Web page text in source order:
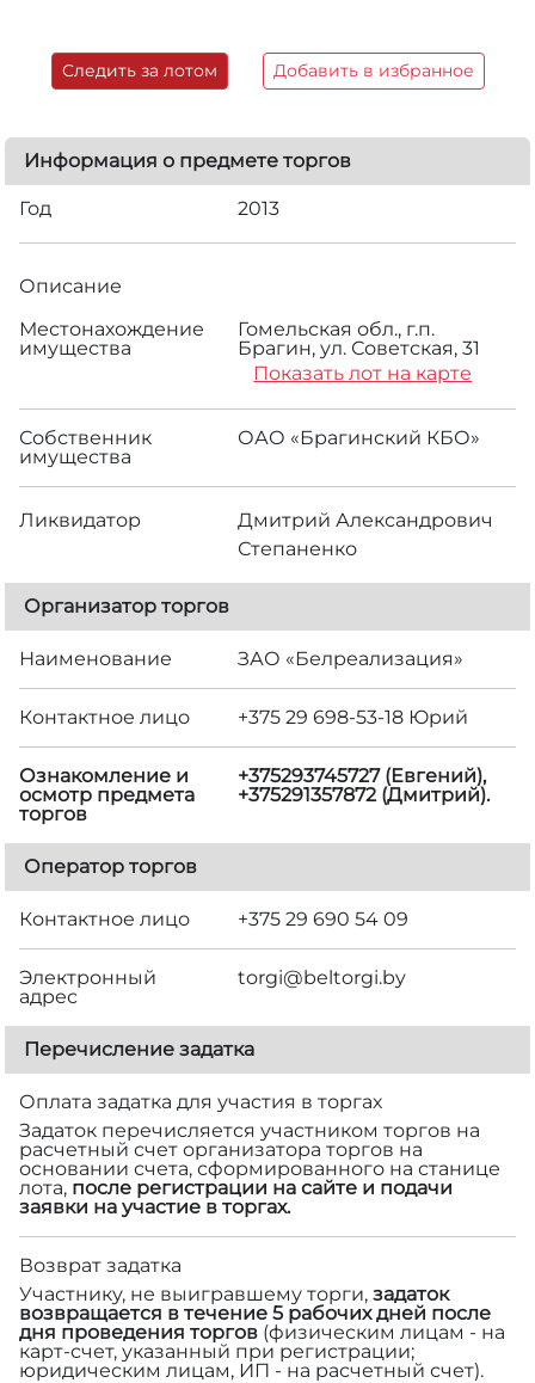
Следить за лотом Добавить в избранное
Информация о предмете торгов
Год 2013
Описание
Местонахождение
имущества
Гомельская обл., г.п.
Брагин, ул. Советская, 31
Показать лот на карте
Собственник
имущества
ОАО «Брагинский КБО»
Ликвидатор
Дмитрий Александрович
Степаненко
Организатор торгов
Наименование ЗАО «Белреализация»
Контактное лицо +375 29 698-53-18 Юрий
Ознакомление и
осмотр предмета
торгов
+375293745727 (Евгений),
+375291357872 (Дмитрий).
Оператор торгов
Контактное лицо +375 29 690 54 09
Электронный
адрес
torgi@beltorgi.by
Перечисление задатка
Оплата задатка для участия в торгах
Задаток перечисляется участником торгов на
расчетный счет организатора торгов на
основании счета, сформированного на станице
лота, после регистрации на сайте и подачи
заявки на участие в торгах.
Возврат задатка
Участнику, не выигравшему торги, задаток
возвращается в течение 5 рабочих дней после
дня проведения торгов (физическим лицам - на
карт-счет, указанный при регистрации;
юридическим лицам, ИП - на расчетный счет).